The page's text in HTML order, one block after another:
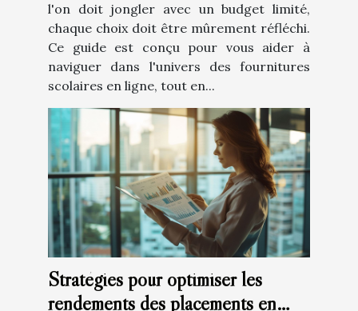
l'on doit jongler avec un budget limité,
chaque choix doit être mûrement réfléchi.
Ce guide est conçu pour vous aider à
naviguer dans l'univers des fournitures
scolaires en ligne, tout en...
Stratégies pour optimiser les
rendements des placements en